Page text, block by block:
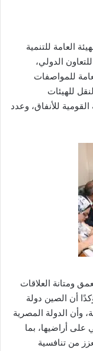
العامة للتنمية
الدولي،
للمواصفات
للهيئات
للأنفاق، وعدد
ومتانة العلاقات
أن الصين دولة
وأن الدولة المصرية
أراضيها، بما
من تنافسية